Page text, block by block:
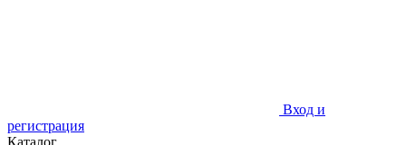
Вход и
регистрация
Каталог